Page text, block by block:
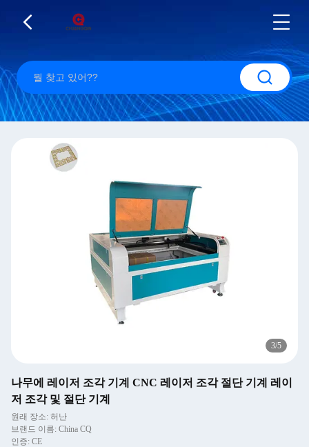
3/5
나무에 레이저 조각 기계 CNC 레이저 조각 절단 기계 레이
저 조각 및 절단 기계
원래 장소: 허난
브랜드 이름: China CQ
인증: CE